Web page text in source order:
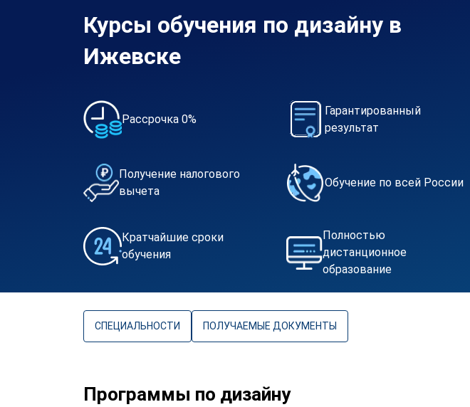
Курсы обучения по дизайну в
Ижевске
Рассрочка 0%
Гарантированный
результат
Получение налогового
вычета
Обучение по всей России
Кратчайшие сроки
обучения
Полностью
дистанционное
образование
СПЕЦИАЛЬНОСТИ ПОЛУЧАЕМЫЕ ДОКУМЕНТЫ
Программы по дизайну